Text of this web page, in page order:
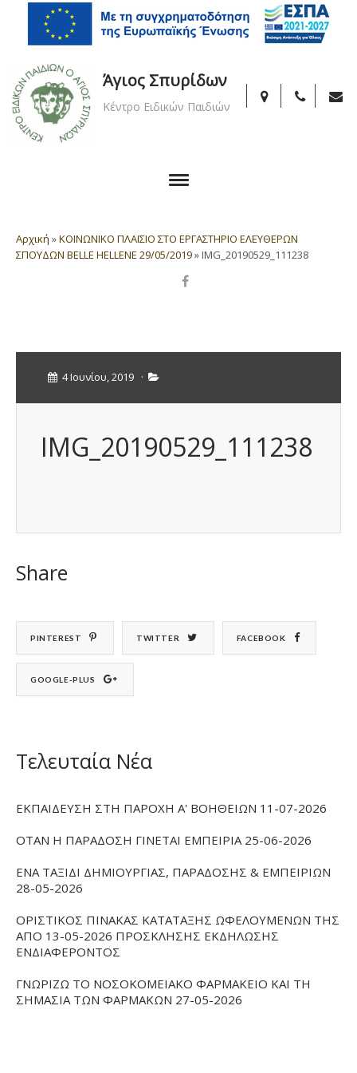
Άγιος Σπυρίδων
Κέντρο Ειδικών Παιδιών
Αρχική »ΚΟΙΝΩΝΙΚΟ ΠΛΑΙΣΙΟ ΣΤΟ ΕΡΓΑΣΤΗΡΙΟ ΕΛΕΥΘΕΡΩΝ
ΣΠΟΥΔΩΝ BELLE HELLENE 29/05/2019»IMG_20190529_111238
4 Ιουνίου, 2019 ·
IMG_20190529_111238
Share
PINTEREST TWITTER FACEBOOK
GOOGLE-PLUS
Τελευταία Νέα
ΕΚΠΑΙΔΕΥΣΗ ΣΤΗ ΠΑΡΟΧΗ Α' ΒΟΗΘΕΙΩΝ 11-07-2026
ΟΤΑΝ Η ΠΑΡΑΔΟΣΗ ΓΙΝΕΤΑΙ ΕΜΠΕΙΡΙΑ 25-06-2026
ΕΝΑ ΤΑΞΙΔΙ ΔΗΜΙΟΥΡΓΙΑΣ, ΠΑΡΑΔΟΣΗΣ & ΕΜΠΕΙΡΙΩΝ
28-05-2026
ΟΡΙΣΤΙΚΟΣ ΠΙΝΑΚΑΣ ΚΑΤΑΤΑΞΗΣ ΩΦΕΛΟΥΜΕΝΩΝ ΤΗΣ
ΑΠΟ 13-05-2026 ΠΡΟΣΚΛΗΣΗΣ ΕΚΔΗΛΩΣΗΣ
ΕΝΔΙΑΦΕΡΟΝΤΟΣ
ΓΝΩΡΙΖΩ ΤΟ ΝΟΣΟΚΟΜΕΙΑΚΟ ΦΑΡΜΑΚΕΙΟ ΚΑΙ ΤΗ
ΣΗΜΑΣΙΑ ΤΩΝ ΦΑΡΜΑΚΩΝ 27-05-2026